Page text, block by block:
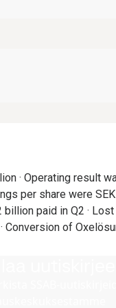
time injury frequency